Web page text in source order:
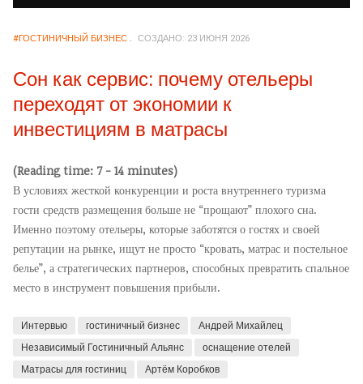
#ГОСТИНИЧНЫЙ БИЗНЕС СОЗДАНО: 23 ИЮНЯ 2026
Сон как сервис: почему отельеры
переходят от экономии к
инвестициям в матрасы
(Reading time: 7 - 14 minutes)
В условиях жесткой конкуренции и роста внутреннего туризма
гости средств размещения больше не “прощают” плохого сна.
Именно поэтому отельеры, которые заботятся о гостях и своей
репутации на рынке, ищут не просто “кровать, матрас и постельное
белье”, а стратегических партнеров, способных превратить спальное
место в инструмент повышения прибыли.
Интервью гостиничный бизнес
Андрей Михайлец
Независимый Гостиничный Альянс
оснащение отелей
Матрасы для гостиниц
Артём Коробков